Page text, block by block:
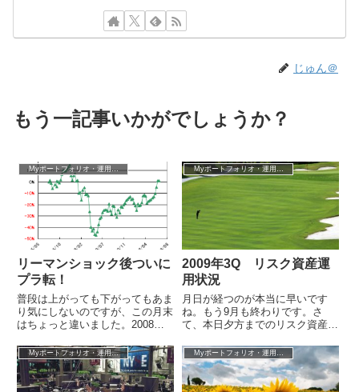
じゅん＠
もう一記事いかがでしょうか？
Myポートフォリオ・運用成績
リーマンショック後ついに
プラ転！
普段は上がっても下がってもあま
り気にしないのですが、この月末
はちょっと違いました。2008年1
リスク資産への投資収益率がプラ
転しま...
Myポートフォリオ・運用成績
2009年3Q リスク資産運
用状況
月日が経つのが本当に早いです
ね。もう9月も終わりです。さ
て、本日夕方までのリスク資産の
年3Qの投資収益率は+5.9％（今
期末評価...
Myポートフォリオ・運用成績 Myポートフォリオ・運用成績